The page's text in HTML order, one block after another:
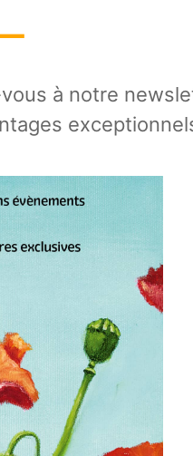
à notre